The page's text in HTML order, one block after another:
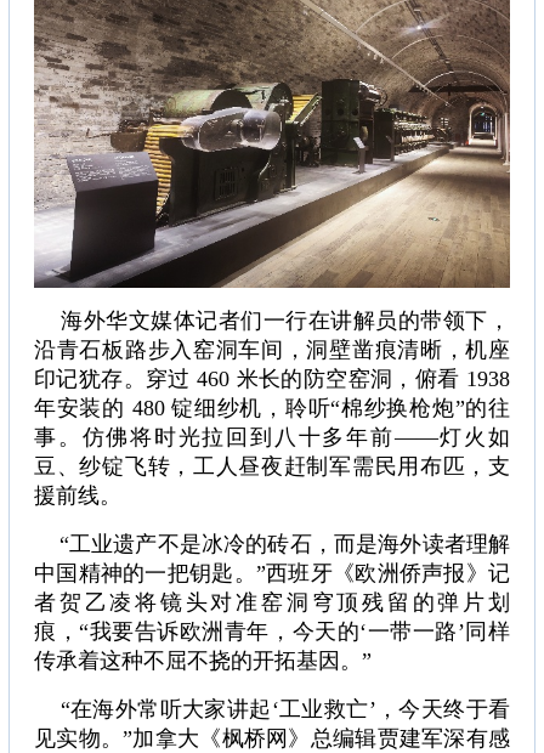
海外华文媒体记者们一行在讲解员的带领下，
沿青石板路步入窑洞车间，洞壁凿痕清晰，机座
印记犹存。穿过 460 米长的防空窑洞，俯看 1938
年安装的 480 锭细纱机，聆听“棉纱换枪炮”的往
事。仿佛将时光拉回到八十多年前——灯火如
豆、纱锭飞转，工人昼夜赶制军需民用布匹，支
援前线。
“工业遗产不是冰冷的砖石，而是海外读者理解
中国精神的一把钥匙。”西班牙《欧洲侨声报》记
者贺乙凌将镜头对准窑洞穹顶残留的弹片划
痕，“我要告诉欧洲青年，今天的‘一带一路’同样
传承着这种不屈不挠的开拓基因。”
“在海外常听大家讲起‘工业救亡’，今天终于看
见实物。”加拿大《枫桥网》总编辑贾建军深有感